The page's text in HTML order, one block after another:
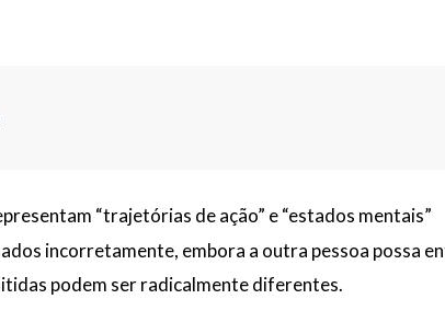
“trajetórias de ação” e “estados mentais”
incorretamente, embora a outra pessoa possa
podem ser radicalmente diferentes.